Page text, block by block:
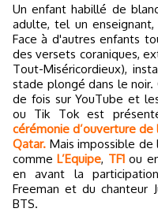
Un enfant habillé de blanc et assis en tailleur au côté d’un
adulte, tel un
Face à d'autres enfants
des versets coraniques,
Tout-Miséricordieux),
stade plongé dans le
de fois sur YouTube et
ou Tik Tok est
cérémonie d’ouverture
Qatar. Mais impossible
commeL’Equipe, TF1ou
en avant la
Freeman et du chanteur
BTS.